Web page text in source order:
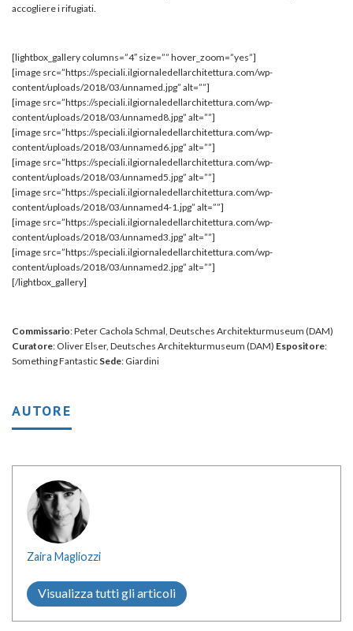
accogliere i rifugiati.
[lightbox_gallery columns=”4″ size=”” hover_zoom=”yes”]
[image src=”https://speciali.ilgiornaledellarchitettura.com/wp-
content/uploads/2018/03/unnamed.jpg” alt=””]
[image src=”https://speciali.ilgiornaledellarchitettura.com/wp-
content/uploads/2018/03/unnamed8.jpg” alt=””]
[image src=”https://speciali.ilgiornaledellarchitettura.com/wp-
content/uploads/2018/03/unnamed6.jpg” alt=””]
[image src=”https://speciali.ilgiornaledellarchitettura.com/wp-
content/uploads/2018/03/unnamed5.jpg” alt=””]
[image src=”https://speciali.ilgiornaledellarchitettura.com/wp-
content/uploads/2018/03/unnamed4-1.jpg” alt=””]
[image src=”https://speciali.ilgiornaledellarchitettura.com/wp-
content/uploads/2018/03/unnamed3.jpg” alt=””]
[image src=”https://speciali.ilgiornaledellarchitettura.com/wp-
content/uploads/2018/03/unnamed2.jpg” alt=””]
[/lightbox_gallery]
Commissario: Peter Cachola Schmal, Deutsches Architekturmuseum (DAM)
Curatore: Oliver Elser, Deutsches Architekturmuseum (DAM) Espositore:
Something Fantastic Sede: Giardini
AUTORE
Zaira Magliozzi
Visualizza tutti gli articoli